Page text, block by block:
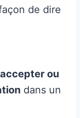
de dire
accepter ou
dans un